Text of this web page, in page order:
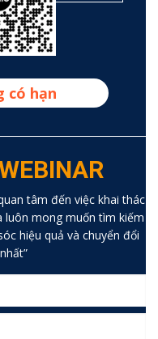
có hạn
tâm đến việc khai thác
luôn mong muốn tìm kiếm
hiệu quả và chuyển đổi